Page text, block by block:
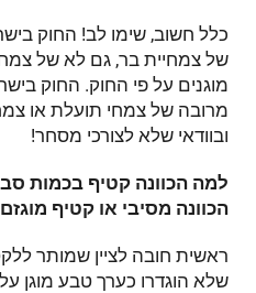
כלל חשוב, שימו לב! החוק
של צמחיית בר, גם לא של
מוגנים על פי החוק. החוק
מרובה של צמחי תועלת או
ובוודאי שלא לצורכי מסחר!
למה הכוונה קטיף בכמות
הכוונה מסיבי או קטיף
ראשית חובה לציין שמותר
שלא הוגדרו כערך טבע מוגן